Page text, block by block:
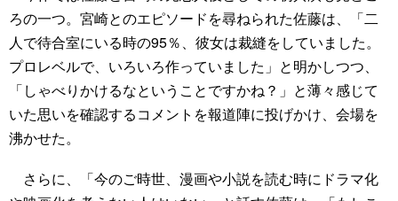
ろの一つ。宮崎とのエピソードを尋ねられた佐藤は、「二
人で待合室にいる時の95％、彼女は裁縫をしていました。
プロレベルで、いろいろ作っていました」と明かしつつ、
「しゃべりかけるなということですかね？」と薄々感じて
いた思いを確認するコメントを報道陣に投げかけ、会場を
沸かせた。
さらに、「今のご時世、漫画や小説を読む時にドラマ化